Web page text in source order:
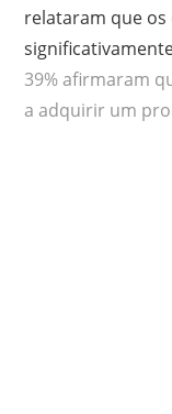
relataram que
39% afirmaram
a adquirir um